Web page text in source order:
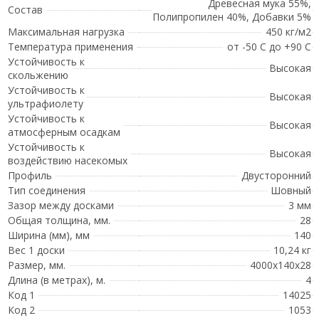
Состав
Древесная мука 55%,
Полипропилен 40%, Добавки 5%
Максимальная нагрузка
450 кг/м2
Температура применения
от -50 С до +90 С
Устойчивость к
скольжению
Высокая
Устойчивость к
ультрафиолету
Высокая
Устойчивость к
атмосферным осадкам
Высокая
Устойчивость к
воздействию насекомых
Высокая
Профиль
Двусторонний
Тип соединения
Шовный
Зазор между досками
3 мм
Общая толщина, мм.
28
Ширина (мм), мм
140
Вес 1 доски
10,24 кг
Размер, мм.
4000x140x28
Длина (в метрах), м.
4
Код 1
14025
Код 2
1053